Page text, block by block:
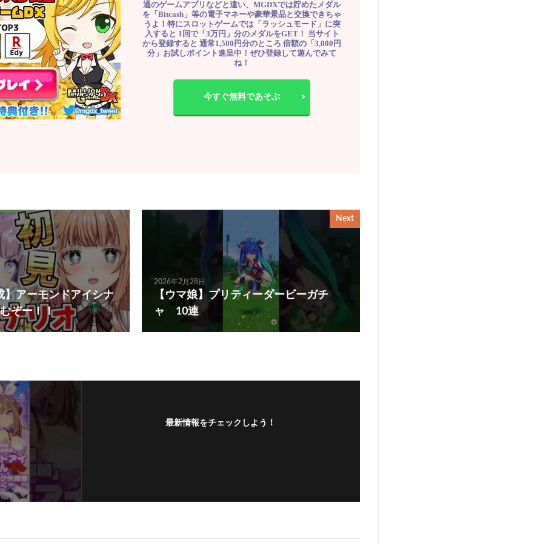
通のゲームアプリなどと違い、MGDXでは貯めたメダル
を「Bitcash」等の電子マネーや豪華景品と交換できちゃ
うよ！特にスロットゲームでは「ラッシュモード」に突
入すると 1回で「3万円」分のメダルをGET！ 当サイト
から登録すると 通常1,500円分のところ 倍額の「3,000円
分」お試しポイント進呈中！ぜひ登録して遊んでみて
ね！
今すぐ無料であそぶ
】アーモンドアイシナ
ぞー！！
Next
2026年2月28日
【ウマ娘】プリティーダービーガチ
ャ 10連
最新情報をチェックしよう！